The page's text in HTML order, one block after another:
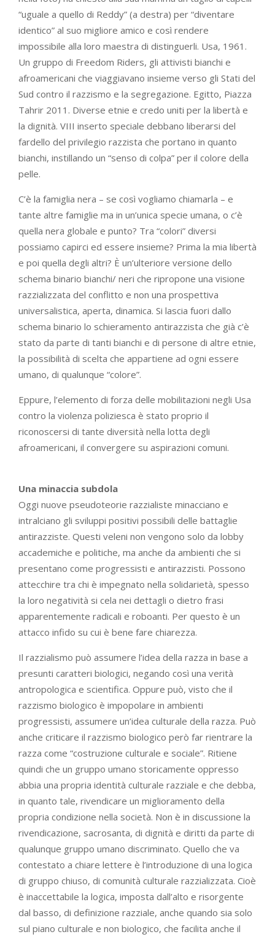
“uguale a quello di Reddy” (a destra) per “diventare
identico” al suo migliore amico e così rendere
impossibile alla loro maestra di distinguerli. Usa, 1961.
Un gruppo di Freedom Riders, gli attivisti bianchi e
afroamericani che viaggiavano insieme verso gli Stati del
Sud contro il razzismo e la segregazione. Egitto, Piazza
Tahrir 2011. Diverse etnie e credo uniti per la libertà e
la dignità. VIII inserto speciale debbano liberarsi del
fardello del privilegio razzista che portano in quanto
bianchi, instillando un “senso di colpa” per il colore della
pelle.
C’è la famiglia nera – se così vogliamo chiamarla – e
tante altre famiglie ma in un’unica specie umana, o c’è
quella nera globale e punto? Tra “colori” diversi
possiamo capirci ed essere insieme? Prima la mia libertà
e poi quella degli altri? È un’ulteriore versione dello
schema binario bianchi/ neri che ripropone una visione
razzializzata del conflitto e non una prospettiva
universalistica, aperta, dinamica. Si lascia fuori dallo
schema binario lo schieramento antirazzista che già c’è
stato da parte di tanti bianchi e di persone di altre etnie,
la possibilità di scelta che appartiene ad ogni essere
umano, di qualunque “colore”.
Eppure, l’elemento di forza delle mobilitazioni negli Usa
contro la violenza poliziesca è stato proprio il
riconoscersi di tante diversità nella lotta degli
afroamericani, il convergere su aspirazioni comuni.
Una minaccia subdola
Oggi nuove pseudoteorie razzialiste minacciano e
intralciano gli sviluppi positivi possibili delle battaglie
antirazziste. Questi veleni non vengono solo da lobby
accademiche e politiche, ma anche da ambienti che si
presentano come progressisti e antirazzisti. Possono
attecchire tra chi è impegnato nella solidarietà, spesso
la loro negatività si cela nei dettagli o dietro frasi
apparentemente radicali e roboanti. Per questo è un
attacco infido su cui è bene fare chiarezza.
Il razzialismo può assumere l’idea della razza in base a
presunti caratteri biologici, negando così una verità
antropologica e scientifica. Oppure può, visto che il
razzismo biologico è impopolare in ambienti
progressisti, assumere un’idea culturale della razza. Può
anche criticare il razzismo biologico però far rientrare la
razza come “costruzione culturale e sociale”. Ritiene
quindi che un gruppo umano storicamente oppresso
abbia una propria identità culturale razziale e che debba,
in quanto tale, rivendicare un miglioramento della
propria condizione nella società. Non è in discussione la
rivendicazione, sacrosanta, di dignità e diritti da parte di
qualunque gruppo umano discriminato. Quello che va
contestato a chiare lettere è l’introduzione di una logica
di gruppo chiuso, di comunità culturale razzializzata. Cioè
è inaccettabile la logica, imposta dall’alto e risorgente
dal basso, di definizione razziale, anche quando sia solo
sul piano culturale e non biologico, che facilita anche il